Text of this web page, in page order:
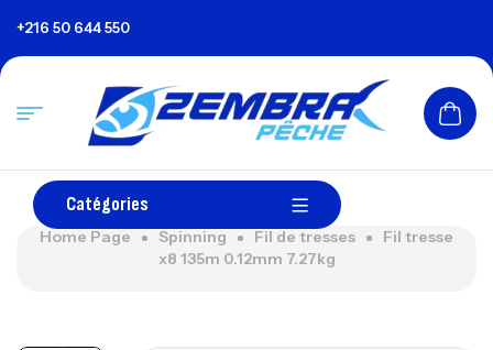
+216 50 644 550
Catégories
Home Page Spinning Fil de tresses
Fil tresse
x8 135m 0.12mm 7.27kg